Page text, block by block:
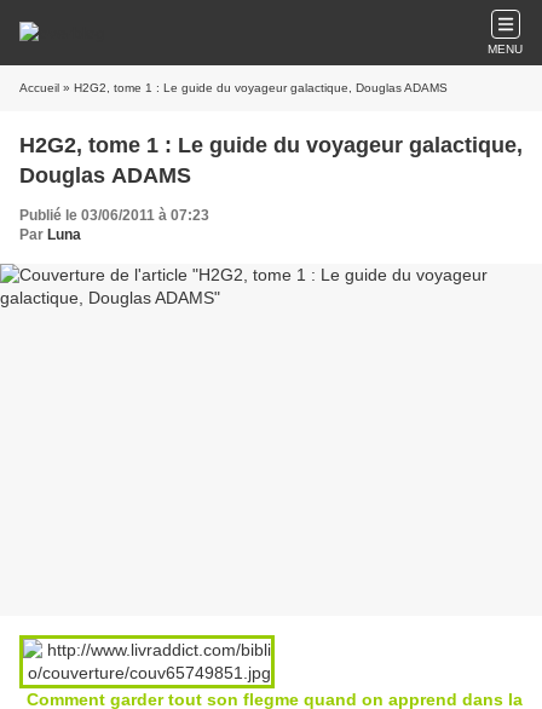
MENU
Accueil » H2G2, tome 1 : Le guide du voyageur galactique, Douglas ADAMS
H2G2, tome 1 : Le guide du voyageur galactique,
Douglas ADAMS
Publié le 03/06/2011 à 07:23
Par Luna
Comment garder tout son flegme quand on apprend dans la